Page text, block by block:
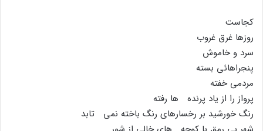
کجاست
روزها غرق غروب
سرد و خاموش
پنجراهائى بسته
مردمى خفته
پرواز را از یاد پرنده ها رفته
رنگ خورشید بر رخسارهاى رنگ باخته نمى تابد